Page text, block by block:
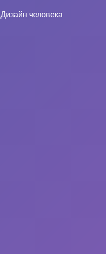
Дизайн человека